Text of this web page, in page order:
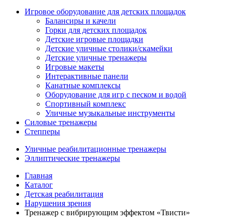
Игровое оборудование для детских площадок
Балансиры и качели
Горки для детских площадок
Детские игровые площадки
Детские уличные столики/скамейки
Детские уличные тренажеры
Игровые макеты
Интерактивные панели
Канатные комплексы
Оборудование для игр с песком и водой
Спортивный комплекс
Уличные музыкальные инструменты
Силовые тренажеры
Степперы
Уличные реабилитационные тренажеры
Эллиптические тренажеры
Главная
Каталог
Детская реабилитация
Нарушения зрения
Тренажер с вибрирующим эффектом «Твисти»